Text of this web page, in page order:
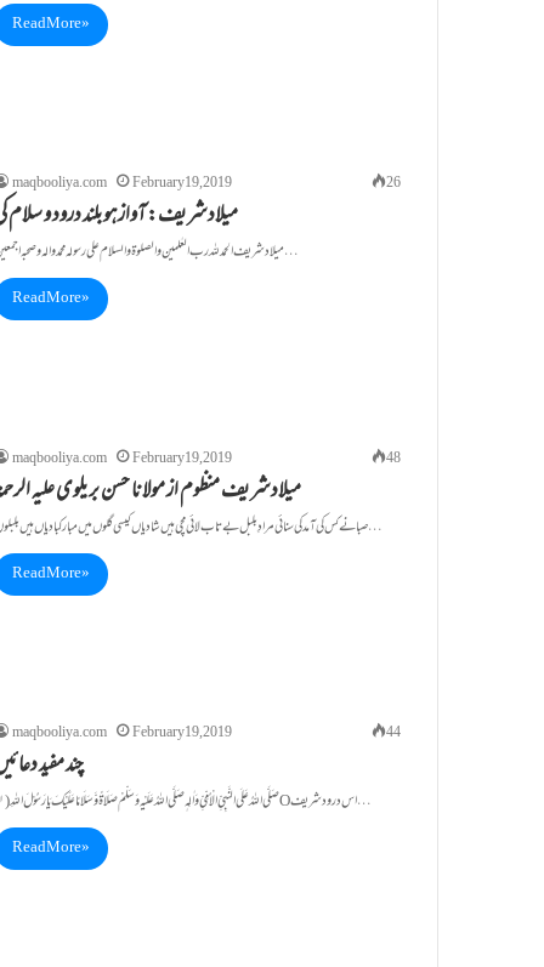
Read More »
maqbooliya.com February 19, 2019 26
میلادشریف: آوازہوبلند درود و سلام
میلادشریف الحمد للہ رب العٰلمین والصلوۃ والسلام علی رسولہ محمد و الہ وصحبہ اجمعین …
Read More »
maqbooliya.com February 19, 2019 48
میلادشریف منظوم از مولانا حسن بریلوی علیہ
صبا نے کس کی آمد کی سنائی مرادِبلبل بے تاب لائی مچی ہیں شادیاں کیسی گلوں میں مبارکبادیاں ہیں بلبلوں…
Read More »
maqbooliya.com February 19, 2019 44
چند مفید
(۱)صَلَّی اللہُ عَلَی النَّبِیِّ الْاُمِّیِّ وَاٰلِہٖ صَلَّی اللہُ عَلَیْہِ وَسَلّمْ صَلَاۃً وَّ سَلَامًا عَلَیْکَ یَا رَسُوْلَ اللہِO اس درود شریف…
Read More »